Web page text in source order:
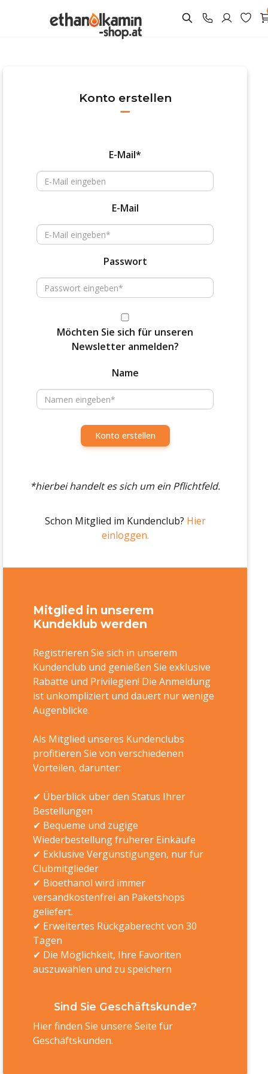
Konto erstellen
E-Mail*
E-Mail
Passwort
Möchten Sie sich für unseren
Newsletter anmelden?
Name
Konto erstellen
*hierbei handelt es sich um ein Pflichtfeld.
Schon Mitglied im Kundenclub? Hier
einloggen.
Mitglied in unserem
Kundeklub werden
Registrieren Sie sich in unserem
Kundenclub und genießen Sie exklusive
Rabatte und Privilegien! Die Anmeldung
ist unkompliziert und dauert nur wenige
Augenblicke.
Als Mitglied unseres Kundenclubs
profitieren Sie von verschiedenen
Vorteilen, darunter:
✔ Überblick über den Status Ihrer
Bestellungen
✔ Bequeme und zügige
Wiederbestellung früherer Einkäufe
✔ Exklusive Vergünstigungen, nur für
Clubmitglieder
✔ Bioethanol wird immer
versandkostenfrei an Paketshops
geliefert.
✔ Erweitertes Rückgaberecht von 30
Tagen
✔ Die Möglichkeit, Ihre Favoriten
auszuwählen und zu speichern
Sind Sie Geschäftskunde?
Hier finden Sie unsere Seite für
Geschäftskunden.